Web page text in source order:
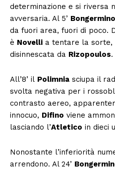
determinazione e si riversa
avversaria. Al 5’ Bongermino
da fuori area, fuori di poco.
è Novelli a tentare la sorte,
disinnescata da Rizopoulos.
All’8’ il Polimnia sciupa il
svolta negativa per i
contrasto aereo,
innocuo, Difino viene
lasciando l’Atletico in dieci
Nonostante l’inferiorità
arrendono. Al 24’